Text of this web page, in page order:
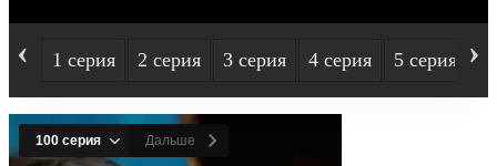
‹ 1 серия 2 серия 3 серия 4 серия 5 серия ›